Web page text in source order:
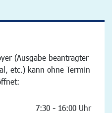
(Ausgabe beantragter
etc.) kann ohne Termin
7:30 - 16:00 Uhr